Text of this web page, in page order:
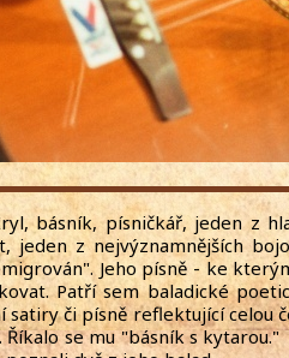
básník, písničkář, jeden z
jeden z nejvýznamnějších
Jeho písně - ke
Patří sem baladické
či písně reflektující celou
Říkalo se mu "básník s